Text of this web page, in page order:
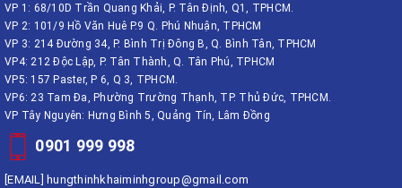
VP 1: 68/10D Trần Quang Khải, P. Tân Định, Q1, TPHCM.
VP 2: 101/9 Hồ Văn Huê P.9 Q. Phú Nhuận, TPHCM
VP 3: 214 Đường 34, P. Bình Trị Đông B, Q. Bình Tân, TPHCM
VP4: 212 Độc Lập, P. Tân Thành, Q. Tân Phú, TPHCM
VP5: 157 Paster, P 6, Q 3, TPHCM.
VP6: 23 Tam Đa, Phường Trường Thạnh, TP. Thủ Đức, TPHCM.
VP Tây Nguyên: Hưng Bình 5, Quảng Tín, Lâm Đồng
0901 999 998
[EMAIL] hungthinhkhaiminhgroup@gmail.com